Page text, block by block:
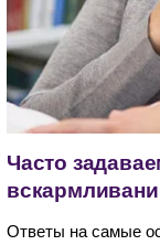
Часто
Ответы на самые